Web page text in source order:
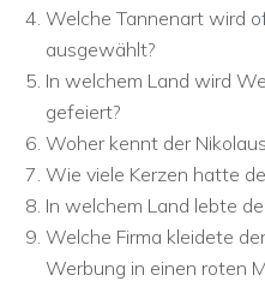
Welche Tannenart wird
ausgewählt?
In welchem Land wird
gefeiert?
Woher kennt der
Wie viele Kerzen hatte
In welchem Land lebte
Welche Firma kleidete
Werbung in einen roten